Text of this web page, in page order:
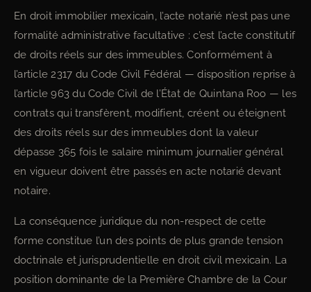
En droit immobilier mexicain, l’acte notarié n’est pas une
formalité administrative facultative : c’est l’acte constitutif
de droits réels sur des immeubles. Conformément à
l’article 2317 du Code Civil Fédéral — disposition reprise à
l’article 963 du Code Civil de l’État de Quintana Roo — les
contrats qui transfèrent, modifient, créent ou éteignent
des droits réels sur des immeubles dont la valeur
dépasse 365 fois le salaire minimum journalier général
en vigueur doivent être passés en acte notarié devant
notaire.
La conséquence juridique du non-respect de cette
forme constitue l’un des points de plus grande tension
doctrinale et jurisprudentielle en droit civil mexicain. La
position dominante de la Première Chambre de la Cour